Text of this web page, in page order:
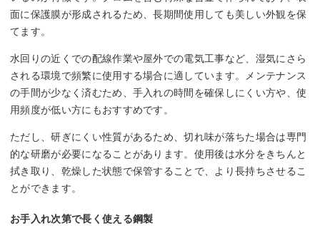
面に保護膜が形成されるため、長期間使用しても美しい外観を保
てます。
水回りの近くでの配線作業や屋外での電気工事など、湿気にさら
される環境で頻繁に使用する場合に適しています。メンテナンス
の手間が少なく済むため、手入れの時間を確保しにくい方や、使
用頻度が低い方にもおすすめです。
ただし、研ぎにくい性質があるため、切れ味が落ちた場合は専門
的な研磨が必要になることがあります。使用後は水分をきちんと
拭き取り、乾燥した状態で保管することで、より長持ちさせるこ
とができます。
お手入れ次第で長く使える鋼製